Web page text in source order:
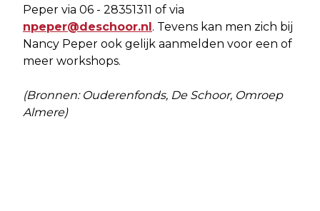
Peper via 06 - 28351311 of via
npeper@deschoor.nl. Tevens kan men zich bij
Nancy Peper ook gelijk aanmelden voor een of
meer workshops.
(Bronnen: Ouderenfonds, De Schoor, Omroep
Almere)